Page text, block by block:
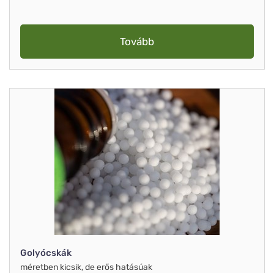
Tovább
Golyócskák
méretben kicsik, de erős hatásúak